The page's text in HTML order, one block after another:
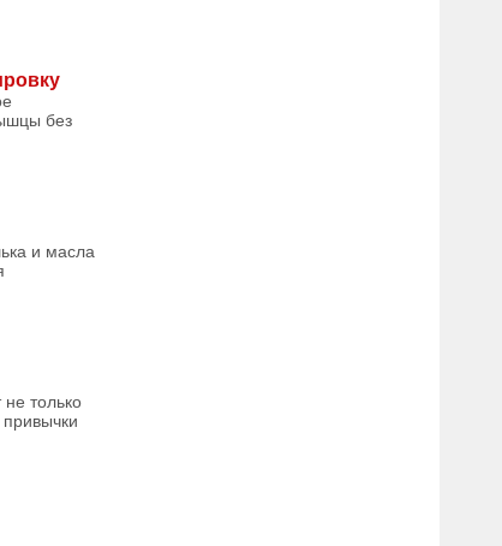
без
и масла
только